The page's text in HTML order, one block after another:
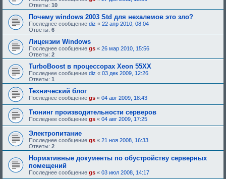
Ответы: 10
Почему windows 2003 Std для нехалемов это зло?
Последнее сообщение diz « 22 апр 2010, 08:04
Ответы: 6
Лицензии Windows
Последнее сообщение gs « 26 мар 2010, 15:56
Ответы: 2
TurboBoost в процессорах Xeon 55XX
Последнее сообщение diz « 03 дек 2009, 12:26
Ответы: 1
Технический блог
Последнее сообщение gs « 04 авг 2009, 18:43
Тюнинг производительности серверов
Последнее сообщение gs « 04 авг 2009, 17:25
Электропитание
Последнее сообщение gs « 21 ноя 2008, 16:33
Ответы: 2
Нормативные документы по обустройству серверных
помещений
Последнее сообщение gs « 03 июл 2008, 14:17